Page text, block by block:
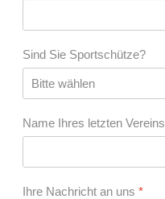
Sind Sie Sportschütze?
Name Ihres letzten Vereins
Ihre Nachricht an uns *